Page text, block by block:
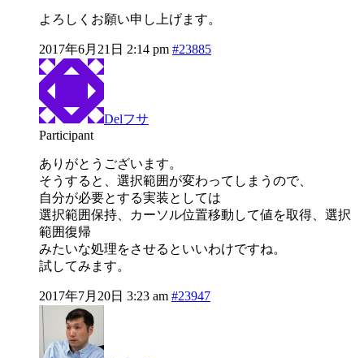
よろしくお願い申し上げます。
2017年6月21日 2:14 pm #23885
Delフサ
Participant
ありがとうございます。
そうすると、選択範囲が変わってしまうので、
自分が必要とする実装としては
選択範囲保持、カーソル位置移動して値を取得、選択
範囲復帰
みたいな処理をさせるといいわけですね。
試してみます。
2017年7月20日 3:23 am #23947